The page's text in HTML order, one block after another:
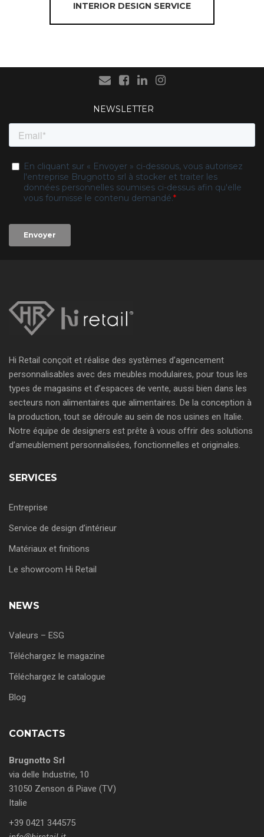
INTERIOR DESIGN SERVICE
NEWSLETTER
Hi Retail conçoit et réalise des systèmes d’agencement
personnalisables avec des meubles modulaires, pour tous les
types de magasins et d’espaces de vente, aussi bien dans les
secteurs non alimentaires que alimentaires. De la conception à
la production, tout se déroule au sein de nos usines en Italie.
Notre équipe de designers est prête à vous offrir des solutions
d’ameublement personnalisées, fonctionnelles et originales.
SERVICES
Entreprise
Service de design d’intérieur
Matériaux et finitions
Le showroom Hi Retail
NEWS
Valeurs – ESG
Téléchargez le magazine
Téléchargez le catalogue
Blog
CONTACTS
Brugnotto Srl
via delle Industrie, 10
31050 Zenson di Piave (TV)
Italie
+39 0421 344575